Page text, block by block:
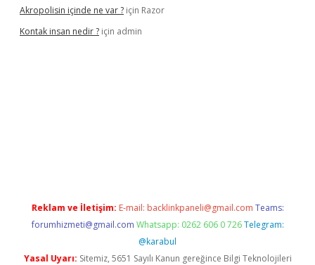
Akropolisin içinde ne var ? için Razor
Kontak insan nedir ? için admin
Reklam ve İletişim: E-mail: backlinkpaneli@gmail.com Teams:
forumhizmeti@gmail.com Whatsapp: 0262 606 0 726 Telegram:
@karabul
Yasal Uyarı: Sitemiz, 5651 Sayılı Kanun gereğince Bilgi Teknolojileri